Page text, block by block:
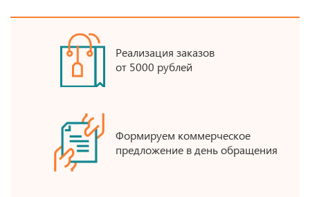
Реализация заказов
от 5000 рублей
Формируем коммерческое
предложение в день обращения